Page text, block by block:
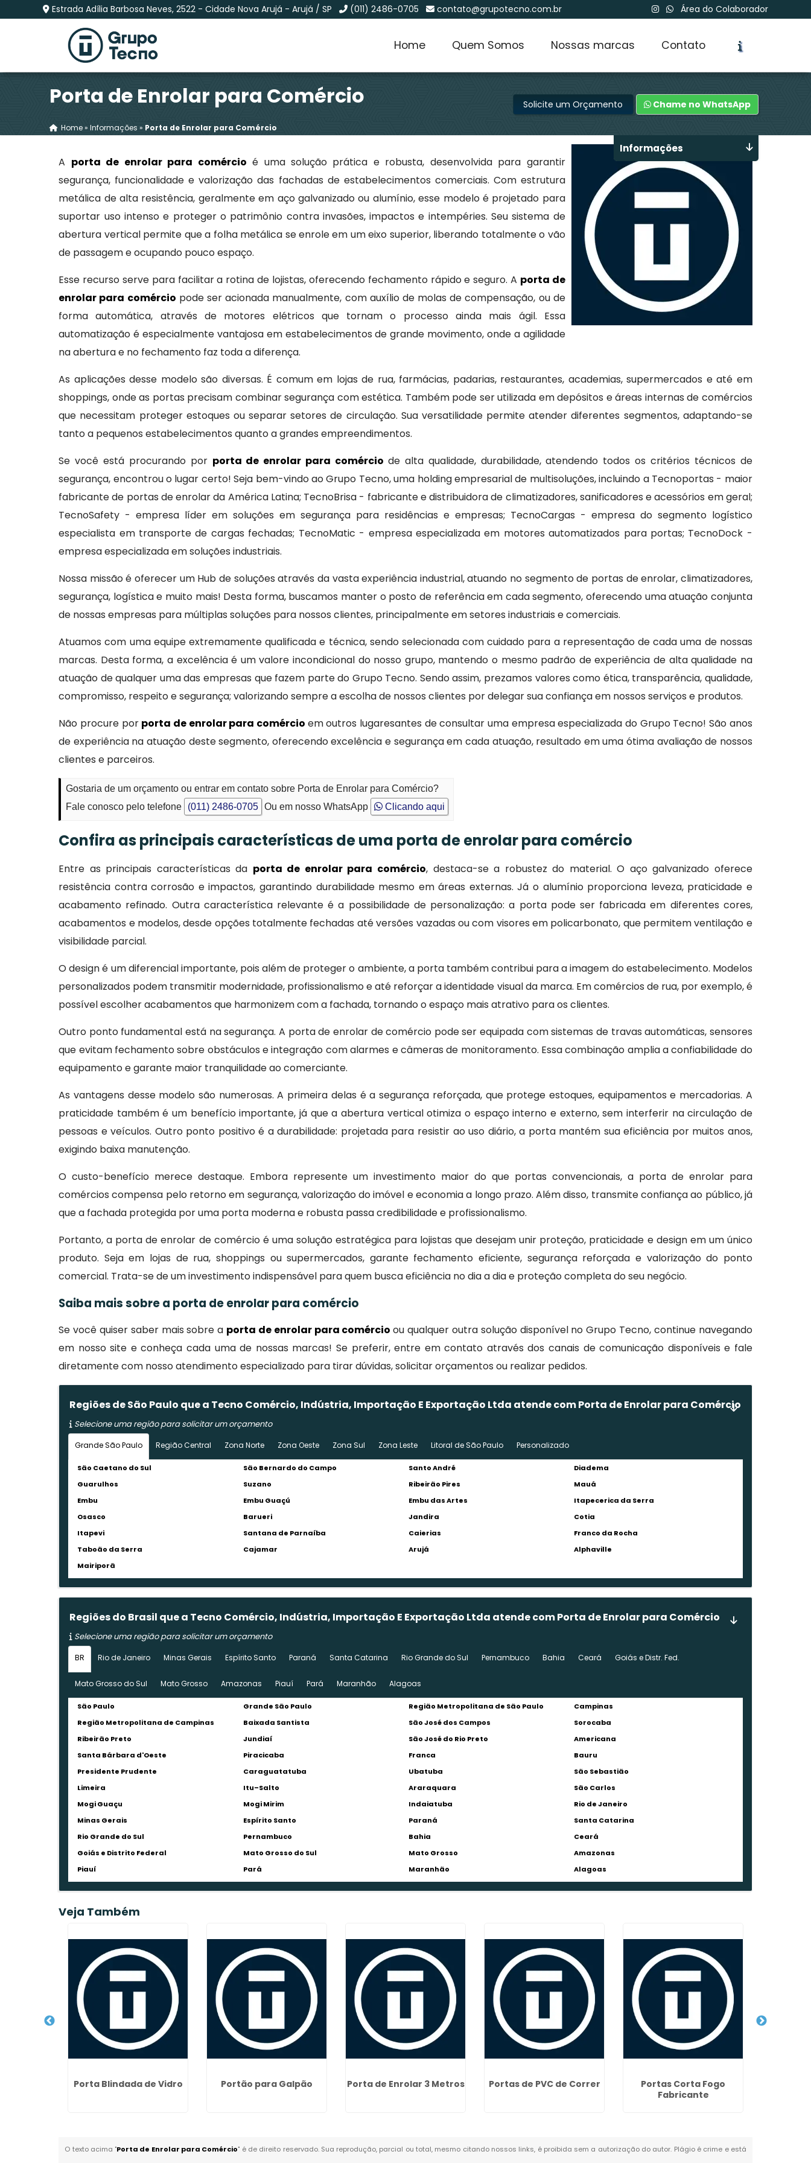
Estrada Adília Barbosa Neves, 2522 - Cidade Nova Arujá - Arujá / SP (011) 2486-0705 contato@grupotecno.com.br Área do Colaborador
Home Quem Somos Nossas marcas Contato
Porta de Enrolar para Comércio
Home»Informações » Porta de Enrolar para Comércio
Solicite um Orçamento Chame no WhatsApp
A porta de enrolar para comércio é uma solução prática e robusta, desenvolvida para garantir
segurança, funcionalidade e valorização das fachadas de estabelecimentos comerciais. Com estrutura
metálica de alta resistência, geralmente em aço galvanizado ou alumínio, esse modelo é projetado para
suportar uso intenso e proteger o patrimônio contra invasões, impactos e intempéries. Seu sistema de
abertura vertical permite que a folha metálica se enrole em um eixo superior, liberando totalmente o vão
de passagem e ocupando pouco espaço.
Esse recurso serve para facilitar a rotina de lojistas, oferecendo fechamento rápido e seguro. A porta de
enrolar para comércio pode ser acionada manualmente, com auxílio de molas de compensação, ou de
forma automática, através de motores elétricos que tornam o processo ainda mais ágil. Essa
automatização é especialmente vantajosa em estabelecimentos de grande movimento, onde a agilidade
na abertura e no fechamento faz toda a diferença.
As aplicações desse modelo são diversas. É comum em lojas de rua, farmácias, padarias, restaurantes, academias, supermercados e até em
shoppings, onde as portas precisam combinar segurança com estética. Também pode ser utilizada em depósitos e áreas internas de comércios
que necessitam proteger estoques ou separar setores de circulação. Sua versatilidade permite atender diferentes segmentos, adaptando-se
tanto a pequenos estabelecimentos quanto a grandes empreendimentos.
Se você está procurando por porta de enrolar para comércio de alta qualidade, durabilidade, atendendo todos os critérios técnicos de
segurança, encontrou o lugar certo! Seja bem-vindo ao Grupo Tecno, uma holding empresarial de multisoluções, incluindo a Tecnoportas - maior
fabricante de portas de enrolar da América Latina; TecnoBrisa - fabricante e distribuidora de climatizadores, sanificadores e acessórios em geral;
TecnoSafety - empresa líder em soluções em segurança para residências e empresas; TecnoCargas - empresa do segmento logístico
especialista em transporte de cargas fechadas; TecnoMatic - empresa especializada em motores automatizados para portas; TecnoDock -
empresa especializada em soluções industriais.
Nossa missão é oferecer um Hub de soluções através da vasta experiência industrial, atuando no segmento de portas de enrolar, climatizadores,
segurança, logística e muito mais! Desta forma, buscamos manter o posto de referência em cada segmento, oferecendo uma atuação conjunta
de nossas empresas para múltiplas soluções para nossos clientes, principalmente em setores industriais e comerciais.
Atuamos com uma equipe extremamente qualificada e técnica, sendo selecionada com cuidado para a representação de cada uma de nossas
marcas. Desta forma, a excelência é um valore incondicional do nosso grupo, mantendo o mesmo padrão de experiência de alta qualidade na
atuação de qualquer uma das empresas que fazem parte do Grupo Tecno. Sendo assim, prezamos valores como ética, transparência, qualidade,
compromisso, respeito e segurança; valorizando sempre a escolha de nossos clientes por delegar sua confiança em nossos serviços e produtos.
Não procure por porta de enrolar para comércio em outros lugaresantes de consultar uma empresa especializada do Grupo Tecno! São anos
de experiência na atuação deste segmento, oferecendo excelência e segurança em cada atuação, resultado em uma ótima avaliação de nossos
clientes e parceiros.
Gostaria de um orçamento ou entrar em contato sobre Porta de Enrolar para Comércio?
Fale conosco pelo telefone
(011) 2486-0705 Ou em nosso WhatsApp Clicando aqui
Confira as principais características de uma porta de enrolar para comércio
Entre as principais características da porta de enrolar para comércio, destaca-se a robustez do material. O aço galvanizado oferece
resistência contra corrosão e impactos, garantindo durabilidade mesmo em áreas externas. Já o alumínio proporciona leveza, praticidade e
acabamento refinado. Outra característica relevante é a possibilidade de personalização: a porta pode ser fabricada em diferentes cores,
acabamentos e modelos, desde opções totalmente fechadas até versões vazadas ou com visores em policarbonato, que permitem ventilação e
visibilidade parcial.
O design é um diferencial importante, pois além de proteger o ambiente, a porta também contribui para a imagem do estabelecimento. Modelos
personalizados podem transmitir modernidade, profissionalismo e até reforçar a identidade visual da marca. Em comércios de rua, por exemplo, é
possível escolher acabamentos que harmonizem com a fachada, tornando o espaço mais atrativo para os clientes.
Outro ponto fundamental está na segurança. A porta de enrolar de comércio pode ser equipada com sistemas de travas automáticas, sensores
que evitam fechamento sobre obstáculos e integração com alarmes e câmeras de monitoramento. Essa combinação amplia a confiabilidade do
equipamento e garante maior tranquilidade ao comerciante.
As vantagens desse modelo são numerosas. A primeira delas é a segurança reforçada, que protege estoques, equipamentos e mercadorias. A
praticidade também é um benefício importante, já que a abertura vertical otimiza o espaço interno e externo, sem interferir na circulação de
pessoas e veículos. Outro ponto positivo é a durabilidade: projetada para resistir ao uso diário, a porta mantém sua eficiência por muitos anos,
exigindo baixa manutenção.
O custo-benefício merece destaque. Embora represente um investimento maior do que portas convencionais, a porta de enrolar para
comércios compensa pelo retorno em segurança, valorização do imóvel e economia a longo prazo. Além disso, transmite confiança ao público, já
que a fachada protegida por uma porta moderna e robusta passa credibilidade e profissionalismo.
Portanto, a porta de enrolar de comércio é uma solução estratégica para lojistas que desejam unir proteção, praticidade e design em um único
produto. Seja em lojas de rua, shoppings ou supermercados, garante fechamento eficiente, segurança reforçada e valorização do ponto
comercial. Trata-se de um investimento indispensável para quem busca eficiência no dia a dia e proteção completa do seu negócio.
Saiba mais sobre a porta de enrolar para comércio
Se você quiser saber mais sobre a porta de enrolar para comércioou qualquer outra solução disponível no Grupo Tecno, continue navegando
em nosso site e conheça cada uma de nossas marcas! Se preferir, entre em contato através dos canais de comunicação disponíveis e fale
diretamente com nosso atendimento especializado para tirar dúvidas, solicitar orçamentos ou realizar pedidos.
Regiões de São Paulo que a Tecno Comércio, Indústria, Importação E Exportação Ltda atende com Porta de Enrolar para Comércio
Selecione uma região para solicitar um orçamento
Grande São Paulo Região Central Zona Norte Zona Oeste Zona Sul Zona Leste Litoral de São Paulo Personalizado
São Caetano do Sul São Bernardo do Campo Santo André
Diadema
Guarulhos
Suzano Ribeirão Pires
Mauá
Embu
Embu Guaçú Embu das Artes
Itapecerica da Serra
Osasco
Barueri Jandira
Cotia
Itapevi
Santana de Parnaíba Caierias
Franco da Rocha
Taboão da Serra
Cajamar Arujá
Alphaville
Mairiporã
Regiões do Brasil que a Tecno Comércio, Indústria, Importação E Exportação Ltda atende com Porta de Enrolar para Comércio
Selecione uma região para solicitar um orçamento
BR Rio de Janeiro Minas Gerais Espírito Santo Paraná Santa Catarina Rio Grande do Sul Pernambuco Bahia Ceará Goiás e Distr. Fed.
Mato Grosso do Sul Mato Grosso Amazonas Piauí Pará Maranhão Alagoas
São Paulo Grande São Paulo Região Metropolitana de São Paulo
Campinas
Região Metropolitana de Campinas
Baixada Santista São José dos Campos
Sorocaba
Ribeirão Preto
Jundiaí São José do Rio Preto
Americana
Santa Bárbara d'Oeste
Piracicaba Franca
Bauru
Presidente Prudente
Caraguatatuba Ubatuba
São Sebastião
Limeira
Itu–Salto Araraquara
São Carlos
Mogi Guaçu
Mogi Mirim Indaiatuba
Rio de Janeiro
Minas Gerais
Espírito Santo Paraná
Santa Catarina
Rio Grande do Sul
Pernambuco Bahia
Ceará
Goiás e Distrito Federal
Mato Grosso do Sul Mato Grosso
Amazonas
Piauí
Pará Maranhão Alagoas
Veja Também
Porta Blindada de Vidro Portão para Galpão Porta de Enrolar 3 Metros Portas de PVC de Correr
Portas Corta Fogo
Fabricante
O texto acima "Porta de Enrolar para Comércio" é de direito reservado. Sua reprodução, parcial ou total, mesmo citando nossos links, é proibida sem a autorização do autor. Plágio é crime e está
Informações